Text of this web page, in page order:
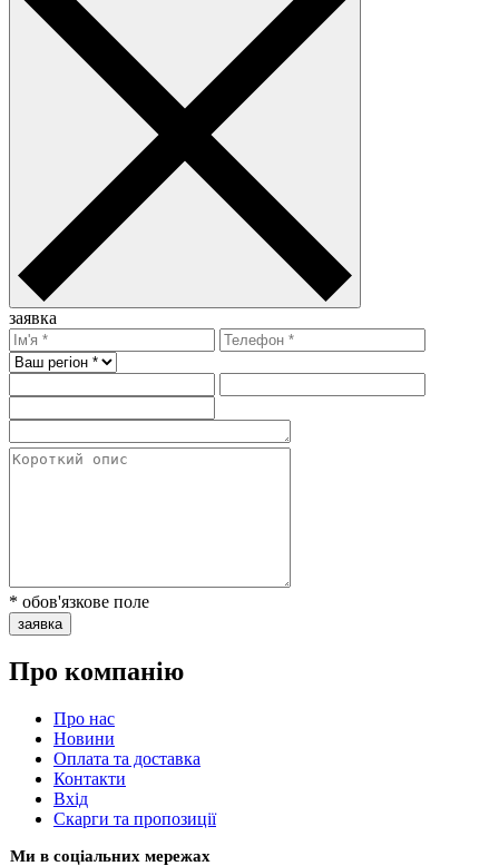
заявка
* обов'язкове поле
заявка
Про компанію
Про нас
Новини
Оплата та доставка
Контакти
Вхiд
Скарги та пропозиції
Ми в соціальних мережах